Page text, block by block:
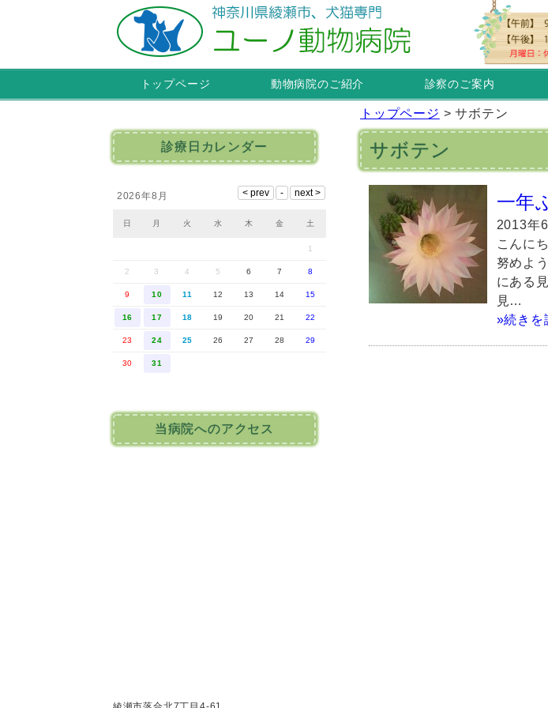
トップページ 動物病院のご紹介 診察のご案内
トップページ >サボテン
サボテン
一年
2013年
こんに
努めよ
にある
見…
»続きを
診療日カレンダー
2026年8月
日 月 火 水 木 金 土
1
2 3 4 5 6 7 8
9 10 11 12 13 14 15
16 17 18 19 20 21 22
23 24 25 26 27 28 29
30 31
当病院へのアクセス